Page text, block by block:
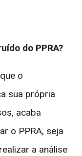
do PPRA?
o
sua própria
acaba
o PPRA, seja
a análise